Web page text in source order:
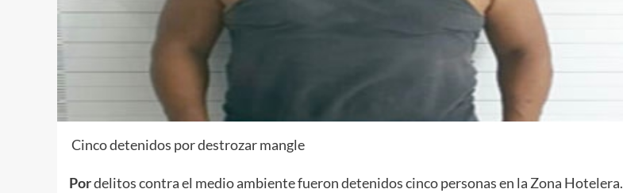
Cinco detenidos por destrozar mangle
Pordelitos contra el medio ambiente fueron detenidos cinco personas en la Zona Hotelera.